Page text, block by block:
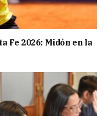
Fe 2026: Midón en la